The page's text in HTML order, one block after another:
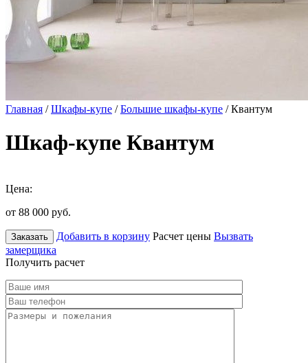
Главная /Шкафы-купе /Большие шкафы-купе / Квантум
Шкаф-купе Квантум
Цена:
от 88 000 руб.
Заказать Добавить в корзину Расчет цены Вызвать
замерщика
Получить расчет